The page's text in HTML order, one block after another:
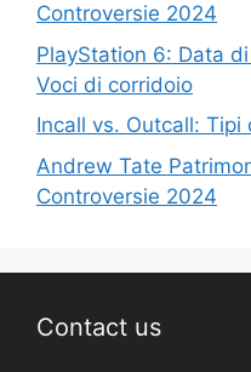
Controversie 2024
PlayStation 6: Data
Voci di corridoio
Incall vs. Outcall:
Andrew Tate
Controversie 2024
Contact us